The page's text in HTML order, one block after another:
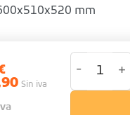
mm
Sin iva